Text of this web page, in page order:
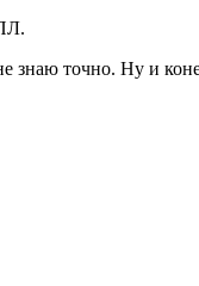
знаю точно. Ну и